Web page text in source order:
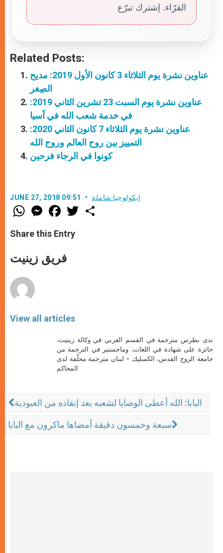
القرّاء. إشترك تبرّع
Related Posts:
عناوين نشرة يوم الثلاثاء 3 كانون الأول 2019: مديح
الصِغر
عناوين نشرة يوم السبت 23 تشرين الثاني 2019:
في خدمة شعب الله في آسيا
عناوين نشرة يوم الثلاثاء 7 كانون الثاني 2020:
التمييز بين روح العالم وروح الله
كونوا في الرجاء فرحين
JUNE 27, 2018 09:51 إيكولوجيا شاملة
W
h
t
s
p
p
M
e
s
e
g
e
F
a
e
b
o
k
w
Share this Entry
فريق زينيت
View all articles
ندى بطرس مترجمة في القسم العربي في وكالة زينيت،
حائزة على شهادة في اللغات، وماجستير في الترجمة من
جامعة الروح القدس، الكسليك - لبنان مترجمة محلّفة لدى
المحاكم
البابا: الله أعطى الوصايا لشعبه بعد إنقاذه من العبودية
سبعة وخمسون دقيقة أمضاها ماكرون مع البابا